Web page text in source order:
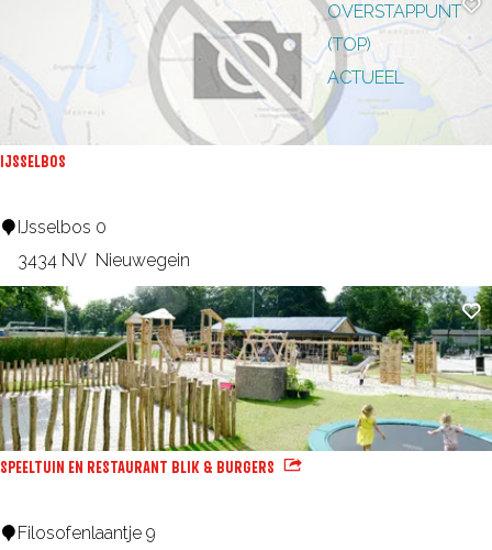
OVERSTAPPUNT
(TOP)
ACTUEEL
k
e
p
e
pIJSSELBOS
s
s
e
l
b
o
IJsselbos 0
3434 NV Nieuwegein
SPEELTUIN EN RESTAURANT BLIK & BURGERS
S Filosofenlaantje 9